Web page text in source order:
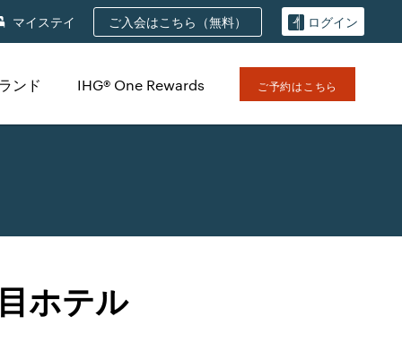
マイステイ ご入会はこちら（無料） ログイン
ンド IHG® One Rewards ご予約はこちら
ホテル